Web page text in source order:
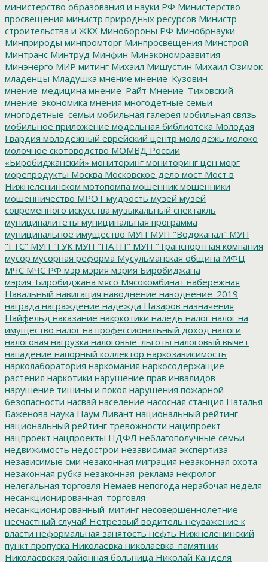
министерство образования и науки РФ Министерство
просвещения министр природных ресурсов Министр
строительства и ЖКХ Минобороны РФ Минобрнауки
Минприроды минпромторг Минпросвещения Минстрой
Минтранс Минтруд Минфин Минэкономразвития
Минэнерго МИР митинг Михаил Мишустин Михаил Озимок
младенцы Младушка мнение мнение_Кузовин
мнение_медицина мнение_Райт Мнение_Тиховский
мнение_экономика мнения многодетные семьи
многодетные_семьи мобильная галерея мобильная связь
мобильное приложение модельная библиотека Молодая
Гвардия молодежный еврейский центр молодежь молоко
молочное скотоводство МОМВД России
«Биробиджанский» мониторинг мониторинг цен морг
морепродукты Москва Московское дело мост Мост в
Нижнеленинском мотопомпа мошенник мошенники
мошенничество МРОТ мудрость музей музей
современного искусства музыкальный спектакль
муниципалитеты муниципальная программа
муниципальное имущество МУП МУП "Водоканал" МУП
"ГТС" МУП "ГУК МУП "ПАТП" МУП "Транспортная компания
мусор мусорная реформа Мусульманская община МФЦ
МЧС МЧС РФ мэр мэрия мэрия Биробиджана
мэрия_Биробиджана мясо Мясокомбинат набережная
Навальный навигация наводнение наводнение_2019
награда награждение надежда Назаров назначения
Найфельд наказание накркотики наледь налог налог на
имущество налог на профессиональный доход налоги
налоговая нагрузка налоговые_льготы налоговый вычет
нападение напорный коллектор наркозависимость
нарколаборатория наркомания наркосодержащие
растения наркотики нарушение прав инвалидов
нарушение тишины и покоя нарушения пожарной
безопасности насвай население насосная станция Наталья
Баженова наука Наум Ливант национальный рейтинг
национальный рейтинг тревожности наципроект
нацпроект нацпроекты НДФЛ неблагополучные семьи
недвижимость недострои независимая экспертиза
независимые сми незаконная миграция незаконная охота
незаконная рубка незаконная_реклама некролог
нелегальная торговля Немаев непогода нерабочая неделя
несанкционированная_торговля
несанкционированный_митинг несовершеннолетние
несчастный случай Нетрезвый водитель неуважение к
власти неформальная занятость нефть Нижнеленинский
пункт пропуска Николаевка николаевка_памятник
Николаевская районная больница Николай Канделя